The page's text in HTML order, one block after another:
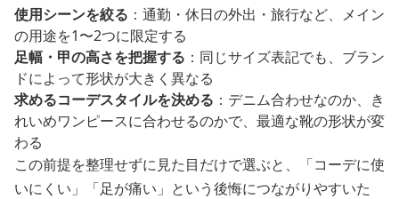
使用シーンを絞る ：通勤・休日の外出・旅行など、メイン
の用途を1〜2つに限定する
足幅・甲の高さを把握する ：同じサイズ表記でも、ブラン
ドによって形状が大きく異なる
求めるコーデスタイルを決める ：デニム合わせなのか、き
れいめワンピースに合わせるのかで、最適な靴の形状が変
わる
この前提を整理せずに見た目だけで選ぶと、「コーデに使
いにくい」「足が痛い」という後悔につながりやすいた